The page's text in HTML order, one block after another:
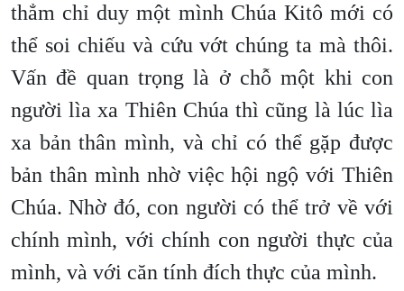
thẳm chỉ duy một mình Chúa Kitô mới có
thể soi chiếu và cứu vớt chúng ta mà thôi.
Vấn đề quan trọng là ở chỗ một khi con
người lìa xa Thiên Chúa thì cũng là lúc lìa
xa bản thân mình, và chỉ có thể gặp được
bản thân mình nhờ việc hội ngộ với Thiên
Chúa. Nhờ đó, con người có thể trở về với
chính mình, với chính con người thực của
mình, và với căn tính đích thực của mình.